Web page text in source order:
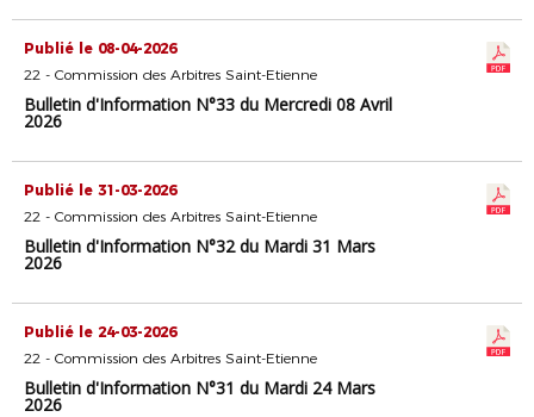
Publié le 08-04-2026
22 - Commission des Arbitres Saint-Etienne
Bulletin d'Information N°33 du Mercredi 08 Avril
2026
Publié le 31-03-2026
22 - Commission des Arbitres Saint-Etienne
Bulletin d'Information N°32 du Mardi 31 Mars
2026
Publié le 24-03-2026
22 - Commission des Arbitres Saint-Etienne
Bulletin d'Information N°31 du Mardi 24 Mars
2026